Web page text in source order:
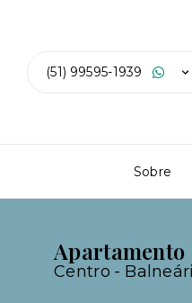
(51) 99595-1939
Sobre
Apartamento
Centro -